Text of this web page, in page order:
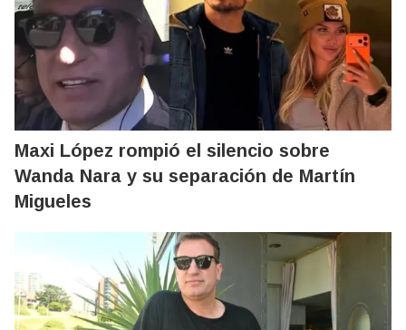
Maxi López rompió el silencio sobre
Wanda Nara y su separación de Martín
Migueles